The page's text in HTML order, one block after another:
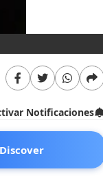
Notificaciones